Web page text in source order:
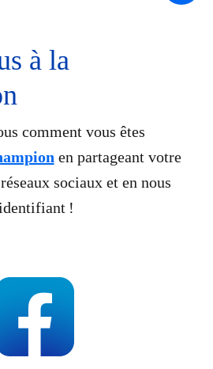
à la
comment vous êtes
en partageant votre
sociaux et en nous
!